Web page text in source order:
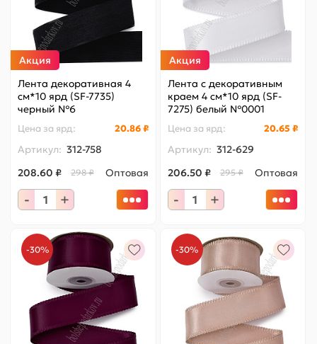
Акция
Лента декоративная 4
см*10 ярд (SF-7735)
черный №6
Цена за ярд: 20.86 ₽
Артикул: 312-758
208.60 ₽
298 ₽ Оптовая
- +
Акция
Лента с декоративным
краем 4 см*10 ярд (SF-
7275) белый №0001
Цена за ярд: 20.65 ₽
Артикул: 312-629
206.50 ₽
295 ₽ Оптовая
- +
-30% -30%